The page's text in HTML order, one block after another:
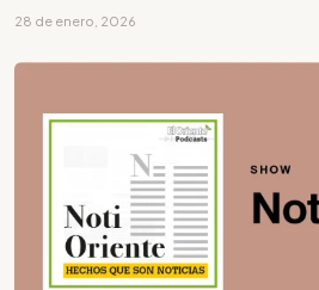
28 de enero, 2026